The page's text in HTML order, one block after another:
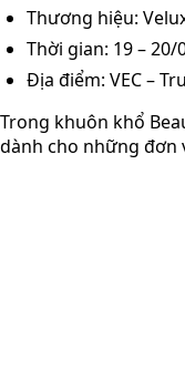
Thương hiệu:
Thời gian: 19 – 20/
Địa điểm: VEC –
Trong khuôn khổ
dành cho những đơn